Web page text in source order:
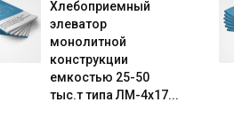
Хлебоприемный
элеватор
монолитной
конструкции
емкостью 25-50
тыс.т типа ЛМ-4х17...